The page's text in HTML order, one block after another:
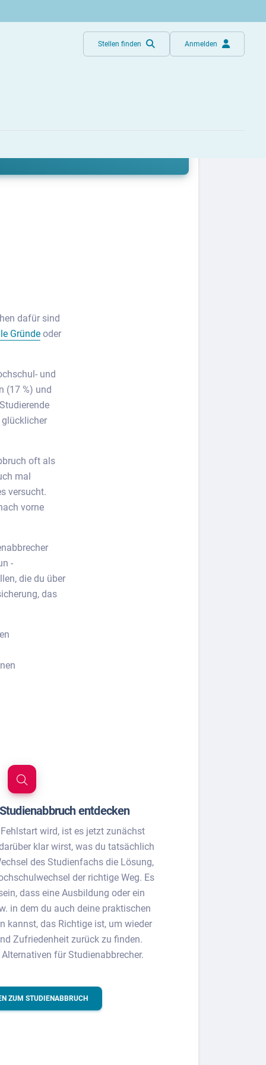
Stellen finden Anmelden
dafür sind
Gründe oder
und
(17 %) und
oft als
mal
versucht.
vorne
-
die du über
das
entdecken
wird, ist es jetzt zunächst
klar wirst, was du tatsächlich
des Studienfachs die Lösung,
der richtige Weg. Es
dass eine Ausbildung oder ein
in dem du auch deine praktischen
kannst, das Richtige ist, um wieder
Zufriedenheit zurück zu finden.
für Studienabbrecher.
ZUM STUDIENABBRUCH